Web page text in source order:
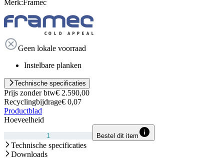
Merk:Framec
Geen lokale voorraad
Instelbare planken
Technische specificaties
Prijs zonder btw€ 2.590,00
Recyclingbijdrage€ 0,07
Productblad
Hoeveelheid
Bestel dit item
Technische specificaties
Downloads